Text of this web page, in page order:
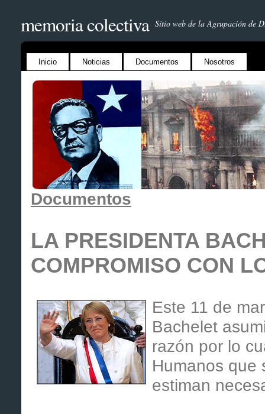
memoria colectiva Sitio web de la Agrupación de
Inicio Noticias Documentos Nosotros
Documentos
LA PRESIDENTA
COMPROMISO CON
Este 11 de
Bachelet
razón por lo
Humanos que
estiman